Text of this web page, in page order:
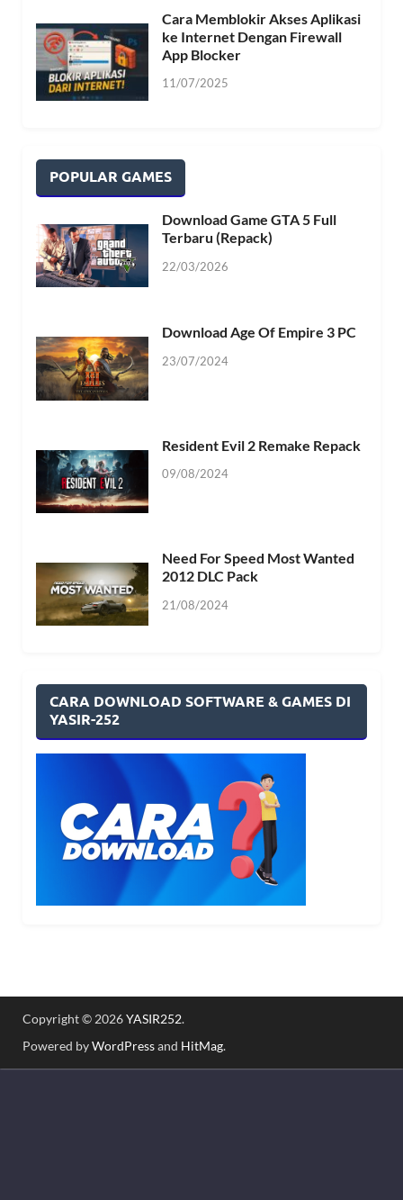
Cara Memblokir Akses Aplikasi
ke Internet Dengan Firewall
App Blocker
11/07/2025
POPULAR GAMES
Download Game GTA 5 Full
Terbaru (Repack)
22/03/2026
Download Age Of Empire 3 PC
23/07/2024
Resident Evil 2 Remake Repack
09/08/2024
Need For Speed Most Wanted
2012 DLC Pack
21/08/2024
CARA DOWNLOAD SOFTWARE & GAMES DI
YASIR-252
Copyright © 2026YASIR252.
Powered byWordPressand HitMag.